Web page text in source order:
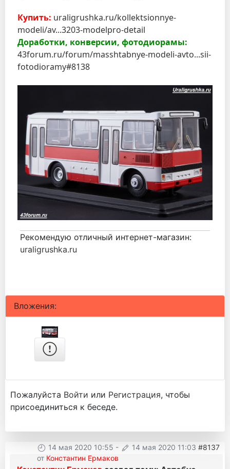
Купить: uraligrushka.ru/kollektsionnye-
modeli/av...3203-modelpro-detail
Доработки, конверсии, фотодиорамы:
43forum.ru/forum/masshtabnye-modeli-avto...sii-
fotodioramy#8138
Рекомендую отличный интернет-магазин:
uraligrushka.ru
Вложения:
Пожалуйста Войти или Регистрация, чтобы
присоединиться к беседе.
14 мая 2020 10:55 - 14 мая 2020 11:03 #8137
от Константин Ермаков